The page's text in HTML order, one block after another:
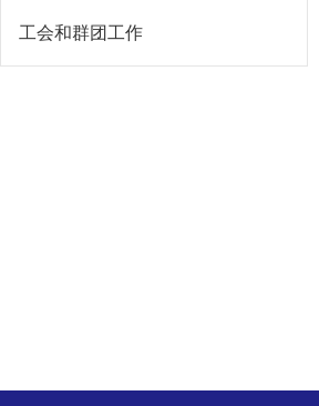
工会和群团工作